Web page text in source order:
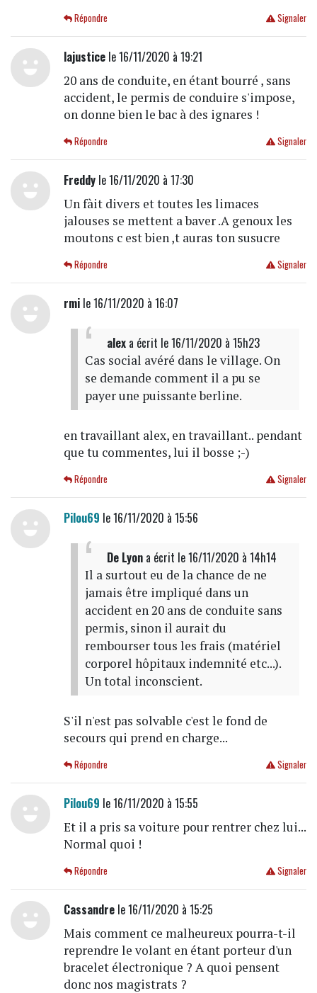
Signaler
Répondre
lajusticele 16/11/2020 à 19:21
20 ans de conduite, en étant bourré , sans
accident, le permis de conduire s'impose,
on donne bien le bac à des ignares !
Signaler
Répondre
Freddyle 16/11/2020 à 17:30
Un fàit divers et toutes les limaces
jalouses se mettent a baver .A genoux les
moutons c est bien ,t auras ton susucre
Signaler
Répondre
rmile 16/11/2020 à 16:07
alexa écrit le 16/11/2020 à 15h23
Cas social avéré dans le village. On
se demande comment il a pu se
payer une puissante berline.
en travaillant alex, en travaillant.. pendant
que tu commentes, lui il bosse ;-)
Signaler
Répondre
Pilou69 le 16/11/2020 à 15:56
De Lyona écrit le 16/11/2020 à 14h14
Il a surtout eu de la chance de ne
jamais être impliqué dans un
accident en 20 ans de conduite sans
permis, sinon il aurait du
rembourser tous les frais (matériel
corporel hôpitaux indemnité etc...).
Un total inconscient.
S'il n'est pas solvable c'est le fond de
secours qui prend en charge...
Signaler
Répondre
Pilou69 le 16/11/2020 à 15:55
Et il a pris sa voiture pour rentrer chez lui...
Normal quoi !
Signaler
Répondre
Cassandrele 16/11/2020 à 15:25
Mais comment ce malheureux pourra-t-il
reprendre le volant en étant porteur d'un
bracelet électronique ? A quoi pensent
donc nos magistrats ?